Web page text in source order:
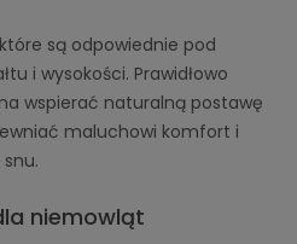
są odpowiednie pod
i wysokości. Prawidłowo
wspierać naturalną postawę
maluchowi komfort i
niemowląt